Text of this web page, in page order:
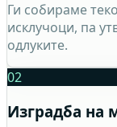
Ги собираме
исклучоци, па
одлуките.
02
Изградба на